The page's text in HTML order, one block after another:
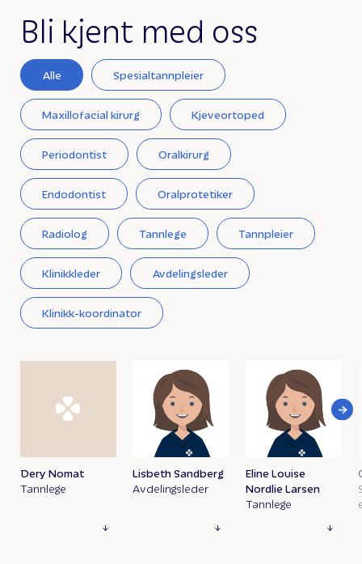
Bli kjent med oss
Alle Spesialtannpleier
Maxillofacial kirurg Kjeveortoped
Periodontist Oralkirurg
Endodontist Oralprotetiker
Radiolog Tannlege Tannpleier
Klinikkleder Avdelingsleder
Klinikk-koordinator
Dery Nomat
Tannlege
Lisbeth Sandberg
Avdelingsleder
Eline Louise
Nordlie Larsen
Tannlege